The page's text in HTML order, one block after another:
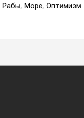
Рабы, Море, Оптимизм